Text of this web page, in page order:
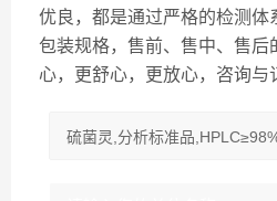
优良，都是通过严格的检测体
包装规格，售前、售中、售后
心，更舒心，更放心，咨询与